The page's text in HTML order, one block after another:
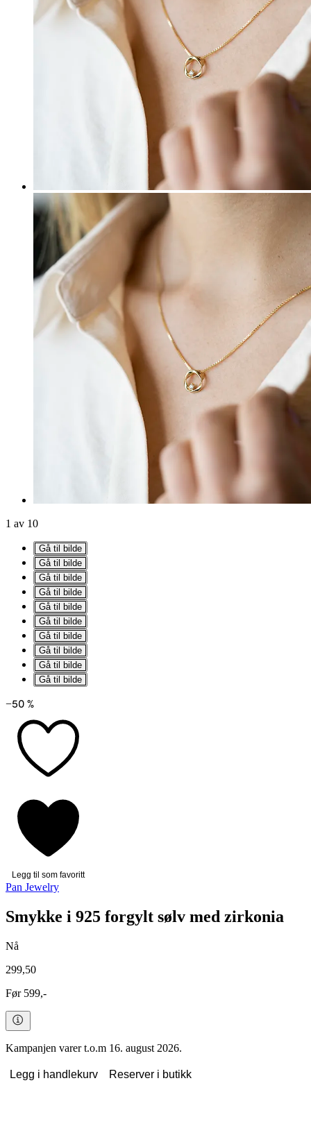
1 av 10
Gå til bilde
Gå til bilde
Gå til bilde
Gå til bilde
Gå til bilde
Gå til bilde
Gå til bilde
Gå til bilde
Gå til bilde
Gå til bilde
−50 %
Legg til som favoritt
Pan Jewelry
Smykke i 925 forgylt sølv med zirkonia
Nå
299,50
Før 599,-
Kampanjen varer t.o.m 16. august 2026.
Legg i handlekurv Reserver i butikk